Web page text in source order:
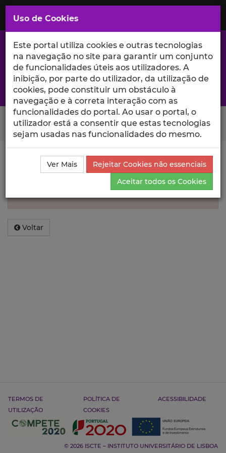
Saltar
para
Conteúdo
Principal
A excelência da investigação e ciência no Iscte
Search Button
Informação inválida
Não foi encontrada informação sobre esse
Voltar
TERMOS DE
UTILIZAÇÃO
POLÍTICA DE
COOKIES
ACESSIBILIDADE
© 2026 ISCTE – INSTITUTO UNIVERSITÁRIO DE LISBOA
Uso de Cookies
Este portal utiliza cookies e outras tecnologias
na navegação no site para garantir um conjunto
de funcionalidades úteis aos utilizadores. A
inibição, por parte do utilizador, da utilização de
cookies, pode constituir um obstáculo à
navegação e à correta interação com as
funcionalidades do portal. Ao usar o portal, o
utilizador está a consentir que estas tecnologias
sejam usadas nas funcionalidades do mesmo.
Ver Mais
Rejeitar Cookies não essenciais
Aceitar todos os Cookies